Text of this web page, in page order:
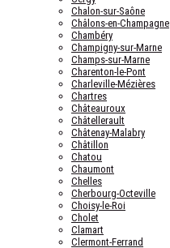
Chalon-sur-Saône
Châlons-en-Champagne
Chambéry
Champigny-sur-Marne
Champs-sur-Marne
Charenton-le-Pont
Charleville-Mézières
Chartres
Châteauroux
Châtellerault
Châtenay-Malabry
Châtillon
Chatou
Chaumont
Chelles
Cherbourg-Octeville
Choisy-le-Roi
Cholet
Clamart
Clermont-Ferrand